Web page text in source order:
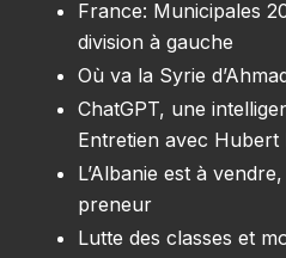
France: Municipales
division à gauche
Où va la Syrie
ChatGPT, une
Entretien avec Hubert
L’Albanie est à
preneur
Lutte des classes et